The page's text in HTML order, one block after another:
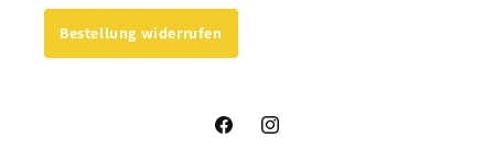
Bestellung widerrufen
FacebookInstagram